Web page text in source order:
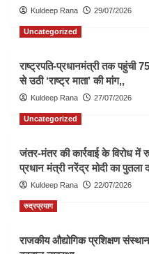
Kuldeep Rana 29/07/2026
Uncategorized
राष्ट्रपति-प्रधानमंत्री तक पहुंची
से उठी ‘राष्ट्र माता’ की मांग,,
Kuldeep Rana 27/07/2026
Uncategorized
जंतर-मंतर की कार्रवाई के विरोध में
प्रधान मंत्री नरेंद्र मोदी का पुतला
Kuldeep Rana 22/07/2026
रुद्रप्रयाग
राजकीय औद्योगिक प्रशिक्षण